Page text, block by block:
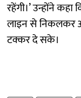
रहेंगी।’ उन्होंने
लाइन से निकलकर
टक्कर दे सके।